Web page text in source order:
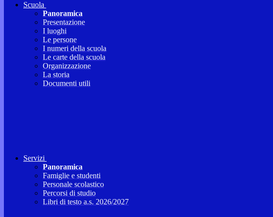
Scuola
Panoramica
Presentazione
I luoghi
Le persone
I numeri della scuola
Le carte della scuola
Organizzazione
La storia
Documenti utili
Servizi
Panoramica
Famiglie e studenti
Personale scolastico
Percorsi di studio
Libri di testo a.s. 2026/2027